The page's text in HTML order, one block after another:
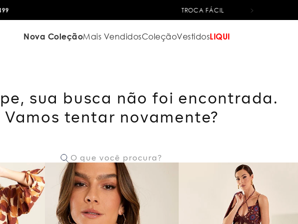
Nova ColeçãoMais VendidosColeçãoVestidosLIQUI
sua busca não foi encontrada.
Vamos tentar novamente?